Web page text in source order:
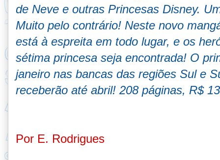
de Neve e outras Princesas Disney.
Muito pelo contrário! Neste novo
está à espreita em todo lugar, e os
sétima princesa seja encontrada! O
janeiro nas bancas das regiões Sul e
receberão até abril! 208 páginas, R$
Por E. Rodrigues